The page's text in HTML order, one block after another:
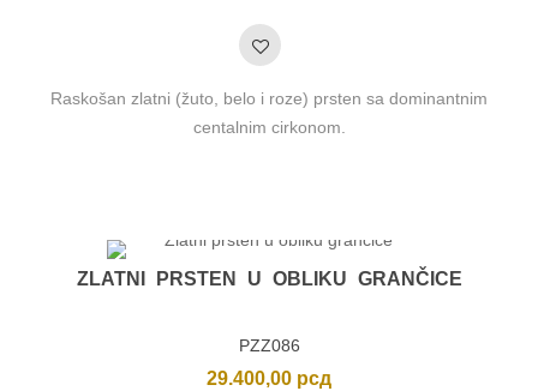
Raskošan zlatni (žuto, belo i roze) prsten sa dominantnim
centalnim cirkonom.
ZLATNI PRSTEN U OBLIKU GRANČICE
PZZ086
29.400,00 рсд